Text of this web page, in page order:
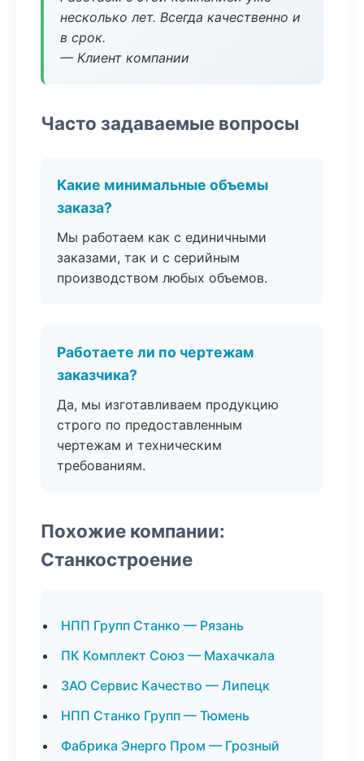
несколько лет. Всегда качественно и
в срок.
— Клиент компании
Часто задаваемые вопросы
Какие минимальные объемы
заказа?
Мы работаем как с единичными
заказами, так и с серийным
производством любых объемов.
Работаете ли по чертежам
заказчика?
Да, мы изготавливаем продукцию
строго по предоставленным
чертежам и техническим
требованиям.
Похожие компании:
Станкостроение
НПП Групп Станко — Рязань
ПК Комплект Союз — Махачкала
ЗАО Сервис Качество — Липецк
НПП Станко Групп — Тюмень
Фабрика Энерго Пром — Грозный